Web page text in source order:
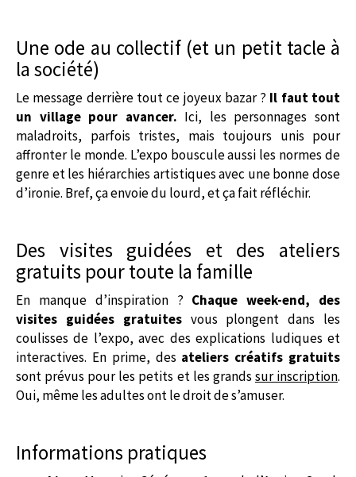
Une ode au collectif (et un petit tacle à
la société)
Le message derrière tout ce joyeux bazar ? Il faut tout
un village pour avancer. Ici, les personnages sont
maladroits, parfois tristes, mais toujours unis pour
affronter le monde. L’expo bouscule aussi les normes de
genre et les hiérarchies artistiques avec une bonne dose
d’ironie. Bref, ça envoie du lourd, et ça fait réfléchir.
Des visites guidées et des ateliers
gratuits pour toute la famille
En manque d’inspiration ? Chaque week-end, des
visites guidées gratuitesvous plongent dans les
coulisses de l’expo, avec des explications ludiques et
interactives. En prime, des ateliers créatifs gratuits
sont prévus pour les petits et les grands sur inscription.
Oui, même les adultes ont le droit de s’amuser.
Informations pratiques